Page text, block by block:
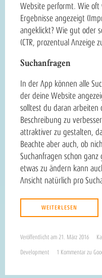
Website performt. Wie oft
Ergebnisse angezeigt
angeklickt? Wie gut oder
(CTR, prozentual Anzeige
Suchanfragen
In der App können alle
der deine Website
solltest du daran
Beschreibung zu
attraktiver zu gestalten,
Beachte aber auch, ob
Suchanfragen schon
etwas zu ändern kann
Ansicht natürlich pro
WEITERLESEN
Veröffentlicht am 21. März 2016
Development 1 Kommentar zu